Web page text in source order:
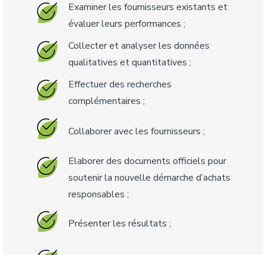
Examiner les fournisseurs existants et
évaluer leurs performances ;
Collecter et analyser les données
qualitatives et quantitatives ;
Effectuer des recherches
complémentaires ;
Collaborer avec les fournisseurs ;
Elaborer des documents officiels pour
soutenir la nouvelle démarche d’achats
responsables ;
Présenter les résultats ;